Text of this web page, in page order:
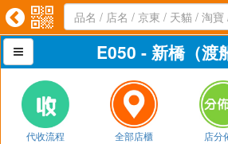
 
 E050 - 新橋（渡
代收流程 全部店櫃 店分